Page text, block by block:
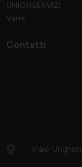
UNIONSERVIZI
Varie
Contatti
Viale